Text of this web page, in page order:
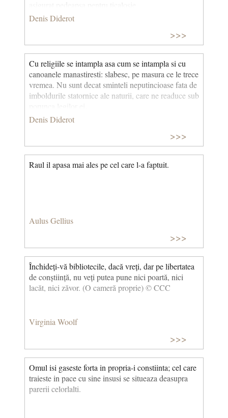
Denis Diderot
>>>
Cu religiile se intampla asa cum se intampla si cu
canoanele manastiresti: slabesc, pe masura ce le trece
vremea. Nu sunt decat sminteli neputincioase fata de
imboldurile statornice ale naturii, care ne readuce sub
Denis Diderot
>>>
Raul il apasa mai ales pe cel care l-a faptuit.
Aulus Gellius
>>>
Închideți-vă bibliotecile, dacă vreți, dar pe libertatea
de conștiință, nu veți putea pune nici poartă, nici
lacăt, nici zăvor. (O cameră proprie) © CCC
Virginia Woolf
>>>
Omul isi gaseste forta in propria-i constiinta; cel care
traieste in pace cu sine insusi se situeaza deasupra
parerii celorlalti.